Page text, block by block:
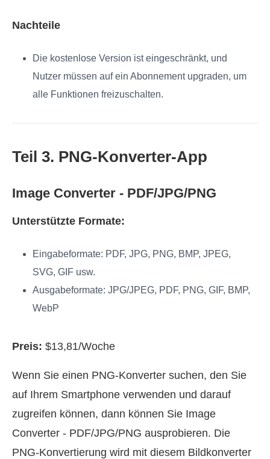
Nachteile
Die kostenlose Version ist eingeschränkt, und
Nutzer müssen auf ein Abonnement upgraden, um
alle Funktionen freizuschalten.
Teil 3. PNG‑Konverter‑App
Image Converter - PDF/JPG/PNG
Unterstützte Formate:
Eingabeformate: PDF, JPG, PNG, BMP, JPEG,
SVG, GIF usw.
Ausgabeformate: JPG/JPEG, PDF, PNG, GIF, BMP,
WebP
Preis: $13,81/Woche
Wenn Sie einen PNG‑Konverter suchen, den Sie
auf Ihrem Smartphone verwenden und darauf
zugreifen können, dann können Sie Image
Converter - PDF/JPG/PNG ausprobieren. Die
PNG‑Konvertierung wird mit diesem Bildkonverter